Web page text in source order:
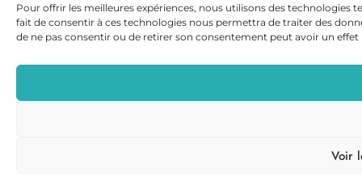
Pour offrir les meilleures expériences, nous utilisons des technologies
fait de consentir à ces technologies nous permettra de traiter des
de ne pas consentir ou de retirer son consentement peut avoir un
Voir